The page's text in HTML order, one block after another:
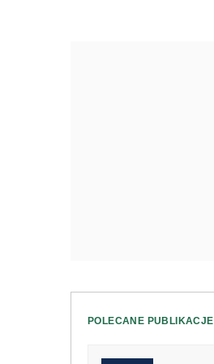
POLECANE PUBLIKACJE